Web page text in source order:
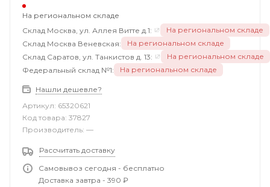
На региональном складе
Склад Москва, ул. Аллея Витте д.1:
На региональном складе
Склад Москва Веневская:
На региональном складе
Склад Саратов, ул. Танкистов д. 13:
На региональном складе
Федеральный склад №1:
На региональном складе
Нашли дешевле?
Артикул: 65320621
Код товара: 37827
Производитель: —
Рассчитать доставку
Самовывоз сегодня - бесплатно
Доставка завтра - 390 ₽